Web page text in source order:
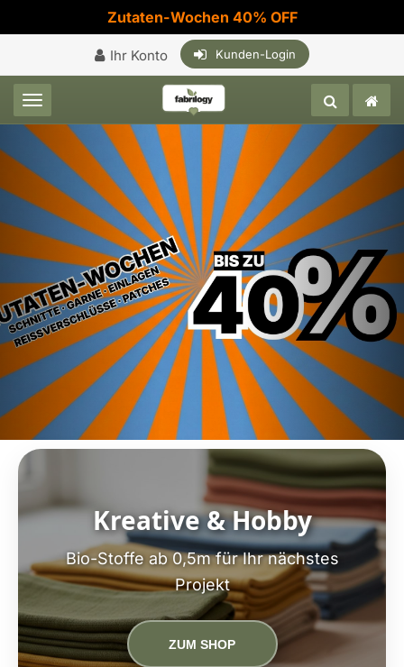
Zutaten-Wochen 40% OFF
Ihr Konto Kunden-Login
Toggle navigation
Kreative & Hobby
Bio-Stoffe ab 0,5m für Ihr nächstes
Projekt
ZUM SHOP